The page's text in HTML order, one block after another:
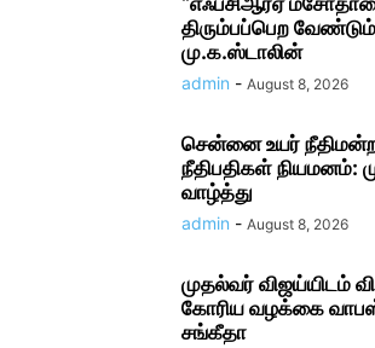
திரும்பப்பெற
மு.க.ஸ்டாலின்
admin - August 8, 2026
சென்னை உயர்
நீதிபதிகள் நியமனம்:
வாழ்த்து
admin - August 8, 2026
முதல்வர் விஜய்யிடம்
கோரிய வழக்கை
சங்கீதா